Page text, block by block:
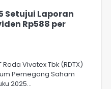
Setujui Laporan
Rp588 per
Vivatex Tbk (RDTX)
Pemegang Saham
2025…